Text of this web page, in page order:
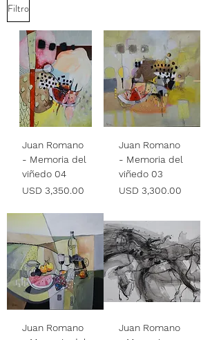
Filtro
Juan Romano
- Memoria del
viñedo 04
Precio
USD 3,350.00
Juan Romano
- Memoria del
viñedo 03
Precio
USD 3,300.00
Juan Romano
Juan Romano